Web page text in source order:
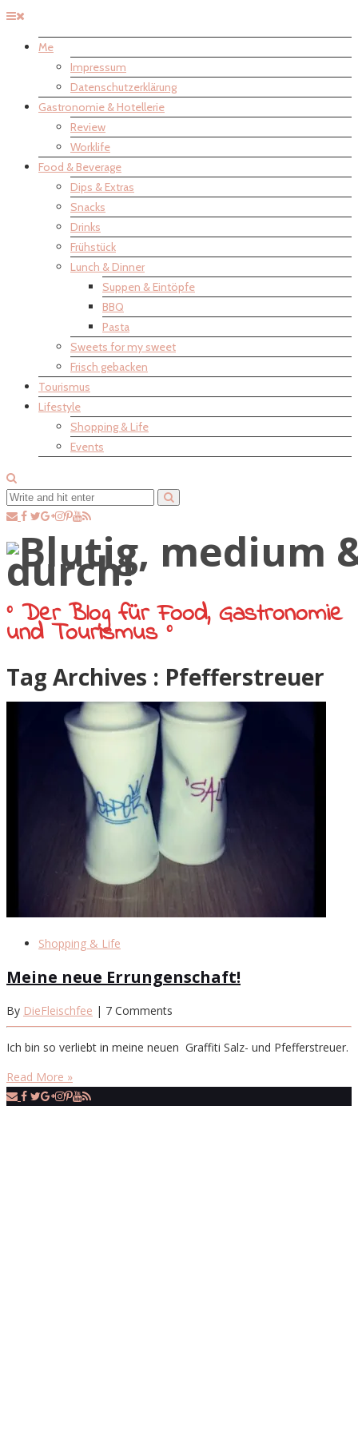
Me
Impressum
Datenschutzerklärung
Gastronomie & Hotellerie
Review
Worklife
Food & Beverage
Dips & Extras
Snacks
Drinks
Frühstück
Lunch & Dinner
Suppen & Eintöpfe
BBQ
Pasta
Sweets for my sweet
Frisch gebacken
Tourismus
Lifestyle
Shopping & Life
Events
° Der Blog für Food, Gastronomie
und Tourismus °
Tag Archives : Pfefferstreuer
Shopping & Life
Meine neue Errungenschaft!
By DieFleischfee | 7 Comments
Ich bin so verliebt in meine neuen Graffiti Salz- und Pfefferstreuer.
Read More »